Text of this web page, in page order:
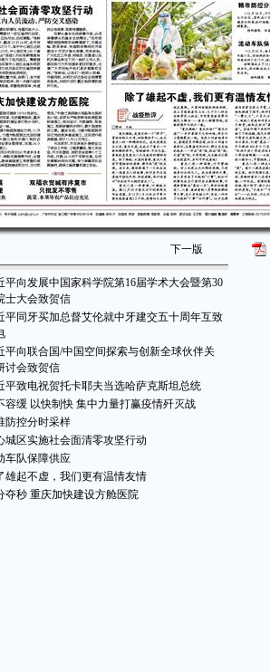
下一版
平向发展中国家科学院第16届学术大会暨第30
士大会致贺信
平同牙买加总督艾伦就中牙建交五十周年互致
平向联合国/中国空间探索与创新全球伙伴关
讨会致贺信
平致电祝贺托卡耶夫当选哈萨克斯坦总统
容缓 以快制快 集中力量打赢疫情歼灭战
防控分时采样
城区实施社会面清零攻坚行动
车队保障供应
雄起不虚，我们更有温情友情
夺秒 重庆加快建设方舱医院